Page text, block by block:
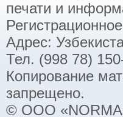
печати и
Адрес:
Тел. (998 78)
Копирование
запрещено.
© ООО